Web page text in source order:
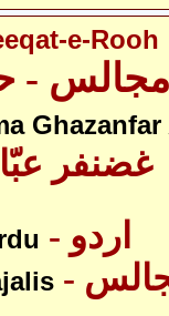
e-Rooh
مجالس -
غضنفر
- اردو